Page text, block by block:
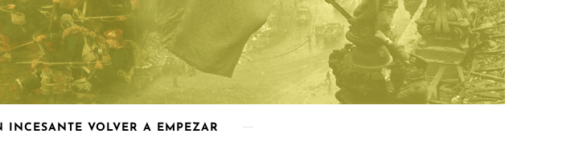
INCESANTE VOLVER A EMPEZAR